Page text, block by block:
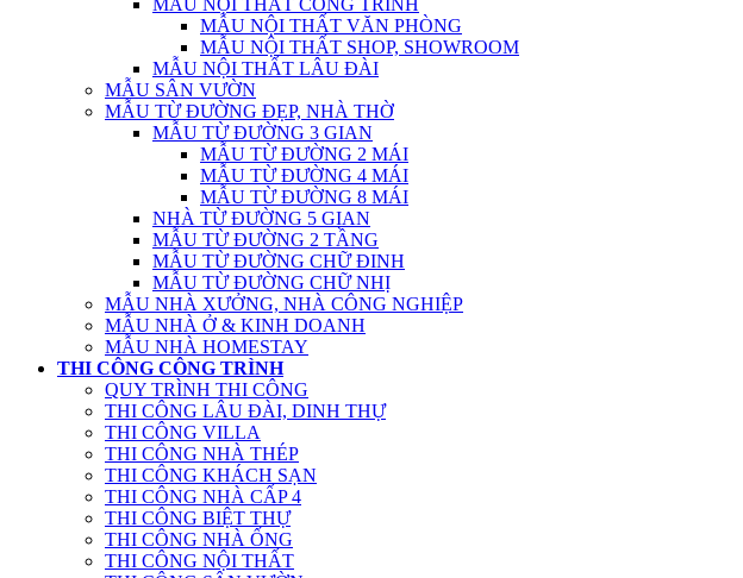
MẪU NỘI THẤT CÔNG TRÌNH
MẪU NỘI THẤT VĂN PHÒNG
MẪU NỘI THẤT SHOP, SHOWROOM
MẪU NỘI THẤT LÂU ĐÀI
MẪU SÂN VƯỜN
MẪU TỪ ĐƯỜNG ĐẸP, NHÀ THỜ
MẪU TỪ ĐƯỜNG 3 GIAN
MẪU TỪ ĐƯỜNG 2 MÁI
MẪU TỪ ĐƯỜNG 4 MÁI
MẪU TỪ ĐƯỜNG 8 MÁI
NHÀ TỪ ĐƯỜNG 5 GIAN
MẪU TỪ ĐƯỜNG 2 TẦNG
MẪU TỪ ĐƯỜNG CHỮ ĐINH
MẪU TỪ ĐƯỜNG CHỮ NHỊ
MẪU NHÀ XƯỞNG, NHÀ CÔNG NGHIỆP
MẪU NHÀ Ở & KINH DOANH
MẪU NHÀ HOMESTAY
THI CÔNG CÔNG TRÌNH
QUY TRÌNH THI CÔNG
THI CÔNG LÂU ĐÀI, DINH THỰ
THI CÔNG VILLA
THI CÔNG NHÀ THÉP
THI CÔNG KHÁCH SẠN
THI CÔNG NHÀ CẤP 4
THI CÔNG BIỆT THỰ
THI CÔNG NHÀ ỐNG
THI CÔNG NỘI THẤT